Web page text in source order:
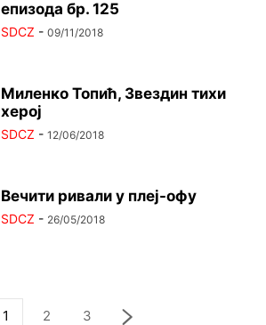
епизода бр. 125
SDCZ - 09/11/2018
Миленко Топић, Звездин тихи
херој
SDCZ - 12/06/2018
Вечити ривали у плеј-офу
SDCZ - 26/05/2018
1 2 3